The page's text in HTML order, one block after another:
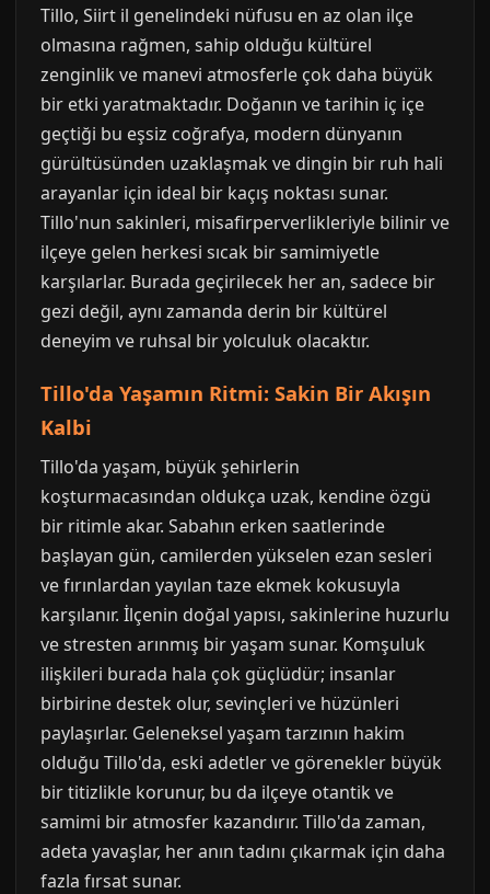
Tillo, Siirt il genelindeki nüfusu en az olan ilçe
olmasına rağmen, sahip olduğu kültürel
zenginlik ve manevi atmosferle çok daha büyük
bir etki yaratmaktadır. Doğanın ve tarihin iç içe
geçtiği bu eşsiz coğrafya, modern dünyanın
gürültüsünden uzaklaşmak ve dingin bir ruh hali
arayanlar için ideal bir kaçış noktası sunar.
Tillo'nun sakinleri, misafirperverlikleriyle bilinir ve
ilçeye gelen herkesi sıcak bir samimiyetle
karşılarlar. Burada geçirilecek her an, sadece bir
gezi değil, aynı zamanda derin bir kültürel
deneyim ve ruhsal bir yolculuk olacaktır.
Tillo'da Yaşamın Ritmi: Sakin Bir Akışın
Kalbi
Tillo'da yaşam, büyük şehirlerin
koşturmacasından oldukça uzak, kendine özgü
bir ritimle akar. Sabahın erken saatlerinde
başlayan gün, camilerden yükselen ezan sesleri
ve fırınlardan yayılan taze ekmek kokusuyla
karşılanır. İlçenin doğal yapısı, sakinlerine huzurlu
ve stresten arınmış bir yaşam sunar. Komşuluk
ilişkileri burada hala çok güçlüdür; insanlar
birbirine destek olur, sevinçleri ve hüzünleri
paylaşırlar. Geleneksel yaşam tarzının hakim
olduğu Tillo'da, eski adetler ve görenekler büyük
bir titizlikle korunur, bu da ilçeye otantik ve
samimi bir atmosfer kazandırır. Tillo'da zaman,
adeta yavaşlar, her anın tadını çıkarmak için daha
fazla fırsat sunar.